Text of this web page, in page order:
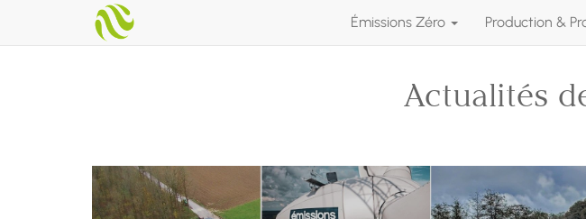
Émissions Zéro Production &
Actualités